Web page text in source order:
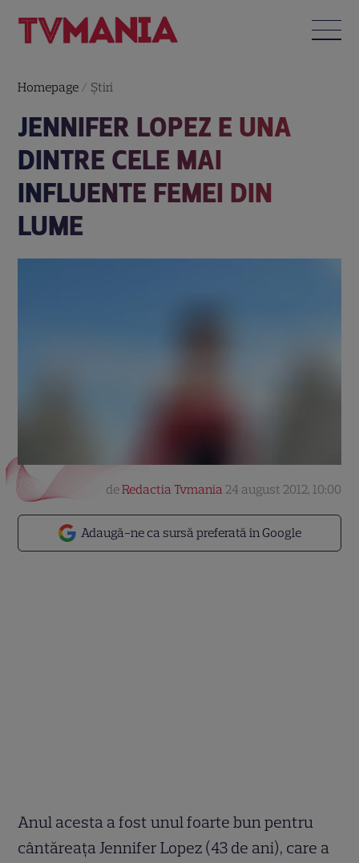
Homepage / Știri
JENNIFER LOPEZ E UNA
DINTRE CELE MAI
INFLUENTE FEMEI DIN
LUME
Adaugă-ne ca sursă preferată în Google
deRedactia Tvmania 24 august 2012, 10:00
Anul acesta a fost unul foarte bun pentru
cântăreaţa Jennifer Lopez (43 de ani), care a